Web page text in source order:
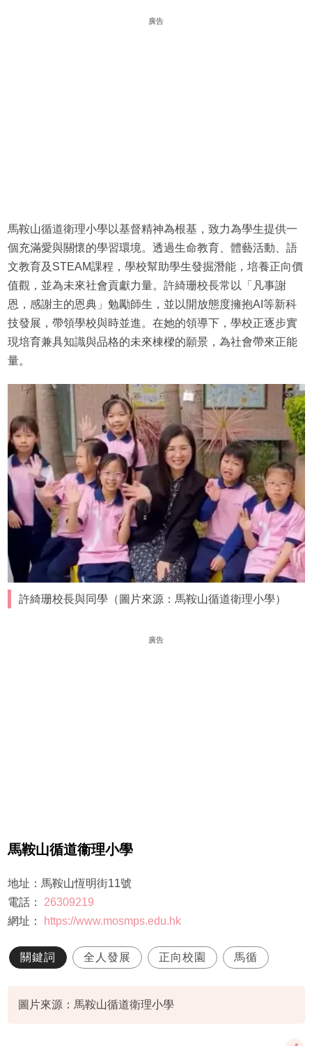
廣告
馬鞍山循道衛理小學以基督精神為根基，致力為學生提供一
個充滿愛與關懷的學習環境。透過生命教育、體藝活動、語
文教育及STEAM課程，學校幫助學生發掘潛能，培養正向價
值觀，並為未來社會貢獻力量。許綺珊校長常以「凡事謝
恩，感謝主的恩典」勉勵師生，並以開放態度擁抱AI等新科
技發展，帶領學校與時並進。在她的領導下，學校正逐步實
現培育兼具知識與品格的未來棟樑的願景，為社會帶來正能
量。
許綺珊校長與同學（圖片來源：馬鞍山循道衛理小學）
廣告
馬鞍山循道衞理小學
地址：馬鞍山恆明街11號
電話： 26309219
網址：
https://www.mosmps.edu.hk
關鍵詞 全人發展 正向校園 馬循
圖片來源：馬鞍山循道衛理小學